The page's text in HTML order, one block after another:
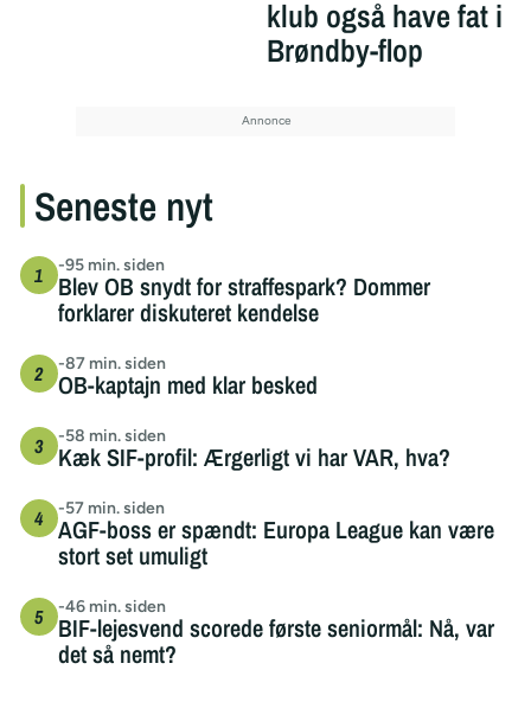
klub også have fat i
Brøndby-flop
Seneste nyt
-95 min. siden
Blev OB snydt for straffespark? Dommer
forklarer diskuteret kendelse
-87 min. siden
OB-kaptajn med klar besked
-58 min. siden
Kæk SIF-profil: Ærgerligt vi har VAR, hva?
-57 min. siden
AGF-boss er spændt: Europa League kan være
stort set umuligt
-46 min. siden
BIF-lejesvend scorede første seniormål: Nå, var
det så nemt?